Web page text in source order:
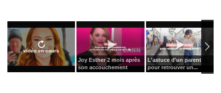
vidéo en cours
Joy Esther 2 mois après
son accouchement
L'astuce d'un parent
pour retrouver un...